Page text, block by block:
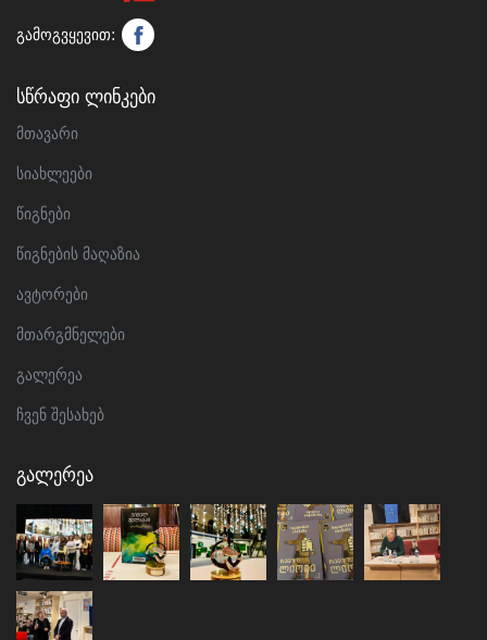
გამოგვყევით:
Სწრაფი Ლინკები
მთავარი
სიახლეები
წიგნები
წიგნების მაღაზია
ავტორები
მთარგმნელები
გალერეა
ჩვენ შესახებ
Გალერეა